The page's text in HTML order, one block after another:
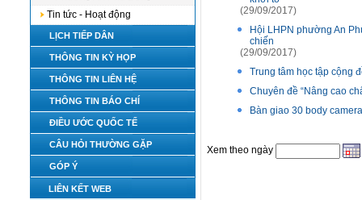
Tin tức - Hoạt động
LỊCH TIẾP DÂN
THÔNG TIN KỲ HỌP
THÔNG TIN LIÊN HỆ
THÔNG TIN BÁO CHÍ
ĐIỀU ƯỚC QUỐC TẾ
CÂU HỎI THƯỜNG GẶP
GÓP Ý
LIÊN KẾT WEB
(29/09/2017)
Hội LHPN phường An
chiến
(29/09/2017)
Trung tâm học tập cộng
Chuyên đề “Nâng cao
Bàn giao 30 body
Xem theo ngày